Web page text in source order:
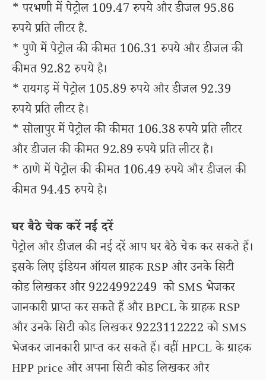
* परभणी में पेट्रोल 109.47 रुपये और डीजल 95.86
रुपये प्रति लीटर है.
* पुणे में पेट्रोल की कीमत 106.31 रुपये और डीजल की
कीमत 92.82 रुपये है।
* रायगड़ में पेट्रोल 105.89 रुपये और डीजल 92.39
रुपये प्रति लीटर है।
* सोलापुर में पेट्रोल की कीमत 106.38 रुपये प्रति लीटर
और डीजल की कीमत 92.89 रुपये प्रति लीटर है।
* ठाणे में पेट्रोल की कीमत 106.49 रुपये और डीजल की
कीमत 94.45 रुपये है।
घर बैठे चेक करें नई दरें
पेट्रोल और डीजल की नई दरें आप घर बैठे चेक कर सकते हैं।
इसके लिए इंडियन ऑयल ग्राहक RSP और उनके सिटी
कोड लिखकर और 9224992249 को SMS भेजकर
जानकारी प्राप्त कर सकते हैं और BPCL के ग्राहक RSP
और उनके सिटी कोड लिखकर 9223112222 को SMS
भेजकर जानकारी प्राप्त कर सकते हैं। वहीं HPCL के ग्राहक
HPP price और अपना सिटी कोड लिखकर और